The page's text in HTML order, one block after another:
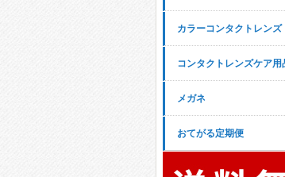
カラーコンタクトレンズ
コンタクトレンズケア用
メガネ
おてがる定期便